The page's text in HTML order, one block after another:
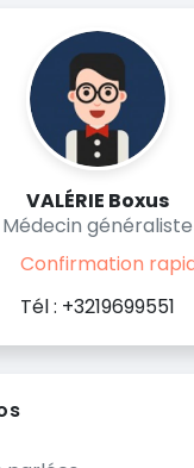
VALÉRIE Boxus
Médecin généraliste
Confirmation
Tél : +3219699551